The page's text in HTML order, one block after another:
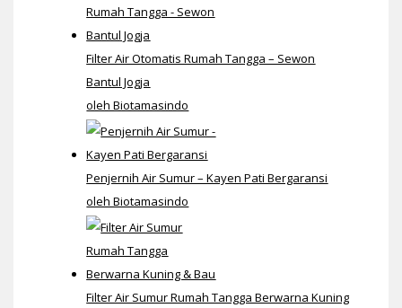
Filter Air Otomatis Rumah Tangga – Sewon
Bantul Jogja
oleh Biotamasindo
Penjernih Air Sumur – Kayen Pati Bergaransi
oleh Biotamasindo
Filter Air Sumur Rumah Tangga Berwarna Kuning